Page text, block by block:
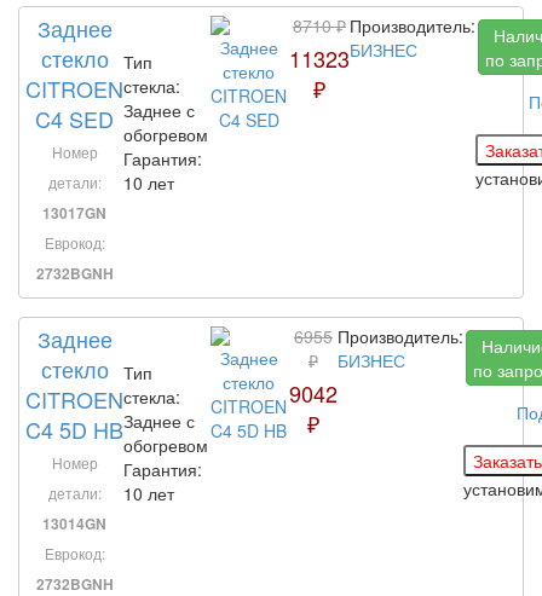
Заднее
стекло
CITROEN
C4 SED
Номер
детали:
13017GN
Еврокод:
2732BGNH
Тип
стекла:
Заднее с
обогревом
Гарантия:
10 лет
8710 ₽
11323
₽
Производитель:
БИЗНЕС
по
Заднее
стекло
CITROEN
C4 5D HB
Номер
детали:
13014GN
Еврокод:
2732BGNH
Тип
стекла:
Заднее с
обогревом
Гарантия:
10 лет
6955
₽
9042
₽
Производитель:
БИЗНЕС
по